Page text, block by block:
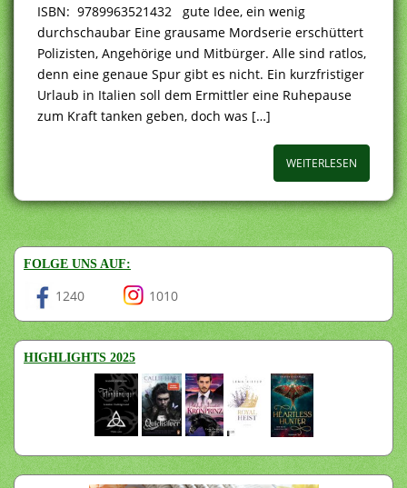
ISBN: 9789963521432 gute Idee, ein wenig
durchschaubar Eine grausame Mordserie erschüttert
Polizisten, Angehörige und Mitbürger. Alle sind ratlos,
denn eine genaue Spur gibt es nicht. Ein kurzfristiger
Urlaub in Italien soll dem Ermittler eine Ruhepause
zum Kraft tanken geben, doch was […]
WEITERLESEN
FOLGE UNS AUF:
1240 1010
HIGHLIGHTS 2025